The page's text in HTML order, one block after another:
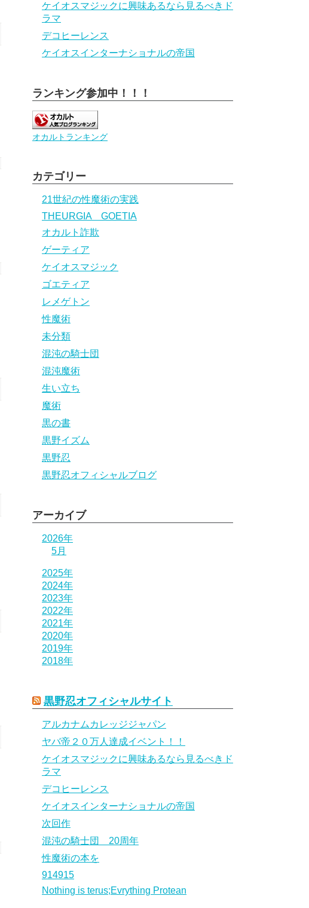
ケイオスマジックに興味あるなら見るべきド
ラマ
デコヒーレンス
ケイオスインターナショナルの帝国
ランキング参加中！！！
オカルトランキング
カテゴリー
21世紀の性魔術の実践
THEURGIA GOETIA
オカルト詐欺
ゲーティア
ケイオスマジック
ゴエティア
レメゲトン
性魔術
未分類
混沌の騎士団
混沌魔術
生い立ち
魔術
黒の書
黒野イズム
黒野忍
黒野忍オフィシャルブログ
アーカイブ
2026年
5月
2025年
2024年
2023年
2022年
2021年
2020年
2019年
2018年
黒野忍オフィシャルサイト
アルカナムカレッジジャパン
ヤバ帝２０万人達成イベント！！
ケイオスマジックに興味あるなら見るべきド
ラマ
デコヒーレンス
ケイオスインターナショナルの帝国
次回作
混沌の騎士団 20周年
性魔術の本を
914915
Nothing is terus;Evrything Protean